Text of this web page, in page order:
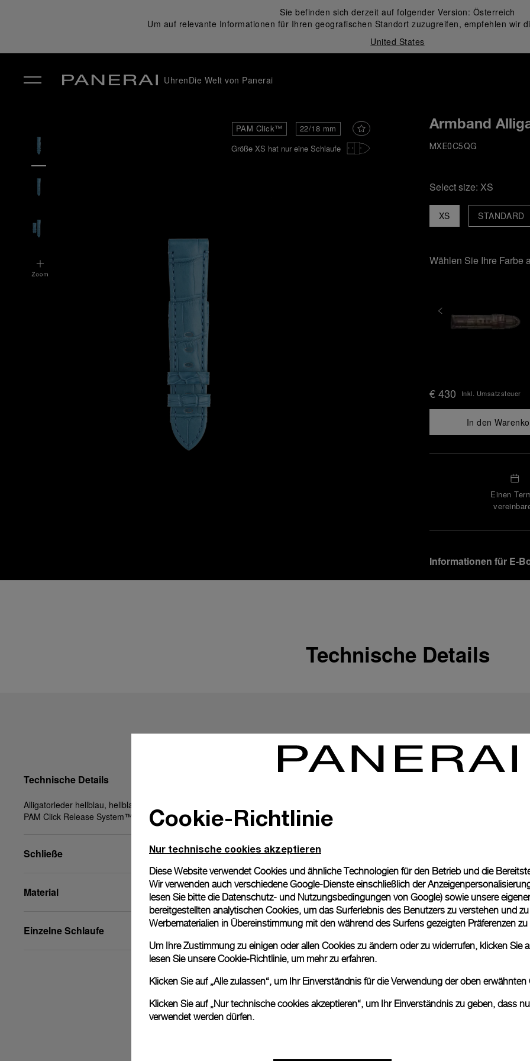
Sie befinden sich derzeit auf folgender Version: Österreich
Um auf relevante Informationen für Ihren geografischen Standort zuzugreifen, empfehlen wir
United States
UhrenDie Welt von Panerai
PAM Click™
22/18 mm
Größe XS hat nur eine Schlaufe
Armband
MXE0C5QG
Select size: XS
XS STANDARD
Wählen Sie Ihre Farbe
€ 430 Inkl. Umsatzsteuer
In den
Einen
Informationen für E-
Rückgabe &
Officine Panerai
Mehr Informationen
Mehr Informationen
Bitte beachten Sie, dass es
können beim tatsächlichen
Technische Details
Technische Details
Alligatorleder hellblau, hellblau, XS, 22/18, BA,
PAM Click Release System™
Schließe
Material
Einzelne Schlaufe
Cookie-Richtlinie
Nur technische cookies akzeptieren
Diese Website verwendet Cookies und ähnliche Technologien für den Betrieb und die
Wir verwenden auch verschiedene Google-Dienste einschließlich der
lesen Sie bitte die Datenschutz- und Nutzungsbedingungen von Google) sowie unsere
bereitgestellten analytischen Cookies, um das Surferlebnis des Benutzers zu verstehen und
Werbematerialien in Übereinstimmung mit den während des Surfens gezeigten Präferenzen
Um Ihre Zustimmung zu einigen oder allen Cookies zu ändern oder zu widerrufen, klicken Sie
lesen Sie unsereCookie-Richtlinie, um mehr zu erfahren.
Klicken Sie auf „Alle zulassen“, um Ihr Einverständnis für die Verwendung der oben
Klicken Sie auf „Nur technische cookies akzeptieren“, um Ihr Einverständnis zu geben, dass
verwendet werden dürfen.